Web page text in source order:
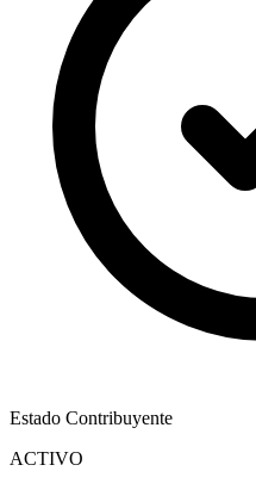
Estado Contribuyente
ACTIVO